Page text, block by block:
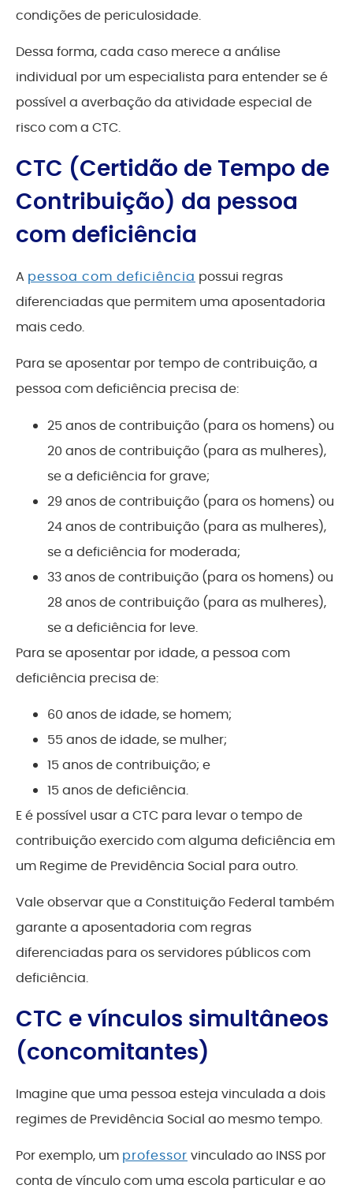
condições de periculosidade.
Dessa forma, cada caso merece a análise
individual por um especialista para entender se é
possível a averbação da atividade especial de
risco com a CTC.
CTC (Certidão de Tempo de
Contribuição) da pessoa
com deficiência
A pessoa com deficiência possui regras
diferenciadas que permitem uma aposentadoria
mais cedo.
Para se aposentar por tempo de contribuição, a
pessoa com deficiência precisa de:
25 anos de contribuição (para os homens) ou
20 anos de contribuição (para as mulheres),
se a deficiência for grave;
29 anos de contribuição (para os homens) ou
24 anos de contribuição (para as mulheres),
se a deficiência for moderada;
33 anos de contribuição (para os homens) ou
28 anos de contribuição (para as mulheres),
se a deficiência for leve.
Para se aposentar por idade, a pessoa com
deficiência precisa de:
60 anos de idade, se homem;
55 anos de idade, se mulher;
15 anos de contribuição; e
15 anos de deficiência.
E é possível usar a CTC para levar o tempo de
contribuição exercido com alguma deficiência em
um Regime de Previdência Social para outro.
Vale observar que a Constituição Federal também
garante a aposentadoria com regras
diferenciadas para os servidores públicos com
deficiência.
CTC e vínculos simultâneos
(concomitantes)
Imagine que uma pessoa esteja vinculada a dois
regimes de Previdência Social ao mesmo tempo.
Por exemplo, um professor vinculado ao INSS por
conta de vínculo com uma escola particular e ao